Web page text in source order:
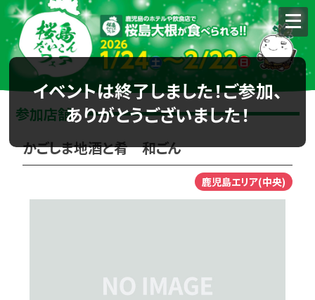
イベントは終了しました！ご参加、
ありがとうございました！
参加店舗
かごしま地酒と肴 和ごん
鹿児島エリア(中央)